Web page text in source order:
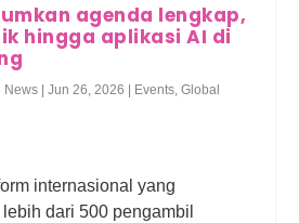
agenda lengkap,
hingga aplikasi AI di
News |Jun 26, 2026 | Events ,Global
internasional yang
dari 500 pengambil